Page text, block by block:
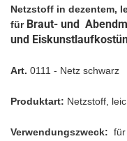
Netzstoff in dezentem,
für Braut- und
und
Art. 0111 - Netz schwarz
Produktart: Netzstoff,
Verwendungszweck: für